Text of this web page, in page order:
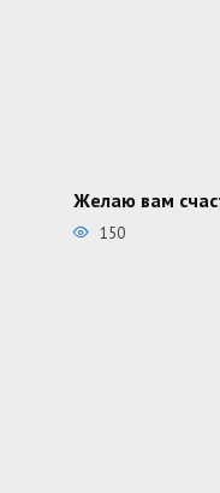
Желаю вам
150